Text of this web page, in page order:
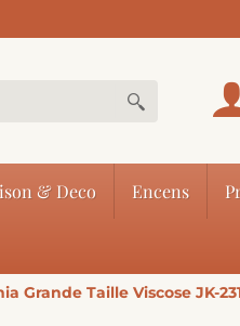
& Deco Encens
Grande Taille Viscose JK-